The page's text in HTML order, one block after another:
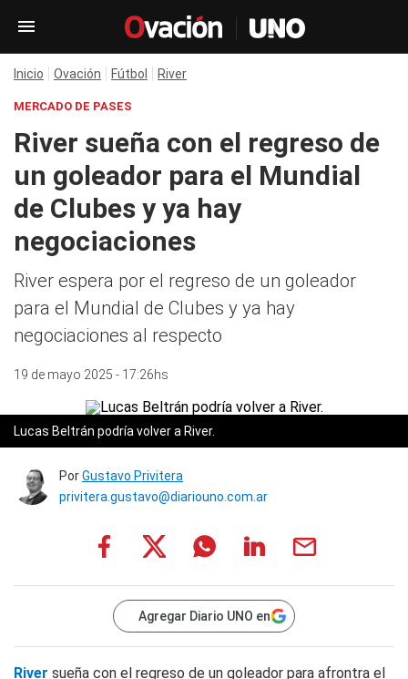
Inicio Ovación Fútbol River
MERCADO DE PASES
River sueña con el regreso de
un goleador para el Mundial
de Clubes y ya hay
negociaciones
River espera por el regreso de un goleador
para el Mundial de Clubes y ya hay
negociaciones al respecto
19 de mayo 2025 - 17:26hs
Lucas Beltrán podría volver a River.
PorGustavo Privitera
privitera.gustavo@diariouno.com.ar
Agregar Diario UNO en
River sueña con el regreso de un goleador para afrontra el